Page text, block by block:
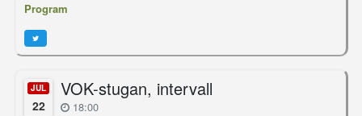
Program
JUL
22
VOK-stugan, intervall
18:00